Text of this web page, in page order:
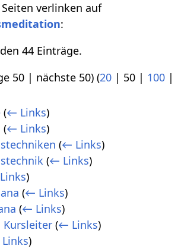
verlinken auf
:
44 Einträge.
50 | nächste 50) (20 | 50 | 100 |
(← Links)
(← Links)
(← Links)
(← Links)
)
(← Links)
(← Links)
(← Links)
)